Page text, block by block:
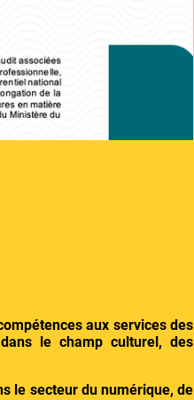
aux services des
le champ culturel, des
le secteur du numérique, de